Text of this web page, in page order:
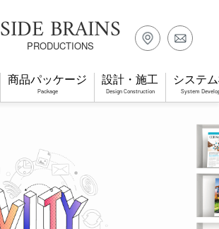
SIDE BRAINS
PRODUCTIONS
商品パッケージ
Package
設計・施工
Design Construction
システ
System